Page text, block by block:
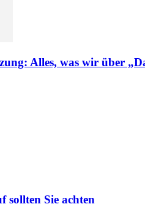
Alles, was wir über
sollten Sie achten